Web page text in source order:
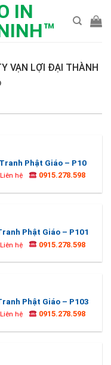
VẠN LỢI ĐẠI THÀNH
Tranh Phật Giáo – P10
Liên hệ 0915.278.598
Phật Giáo – P101
Liên hệ 0915.278.598
Phật Giáo – P103
Liên hệ 0915.278.598